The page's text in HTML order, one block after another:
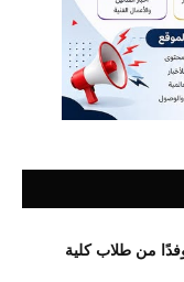
من طلاب كلية